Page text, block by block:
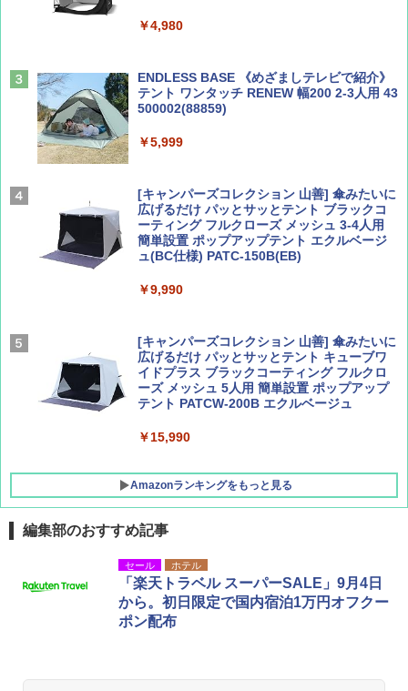
AIRLINE（エアライン）2026年9月号【特
集】ボーイング110周年を祝して！
￥1,760
ァキア 2026～2027 地球の歩き方A ヨーロッ
￥2,277
新しい日本地理 地図・統計・移動から読み
解く (講談社現代新書)
￥1,540
￥4,980
ENDLESS BASE 《めざましテレビで紹介》
テント ワンタッチ RENEW 幅200 2-3人用 43
500002(88859)
￥5,999
[キャンパーズコレクション 山善] 傘みたいに
広げるだけ パッとサッとテント ブラックコ
ーティング フルクローズ メッシュ 3-4人用
簡単設置 ポップアップテント エクルベージ
ュ(BC仕様) PATC-150B(EB)
￥9,990
[キャンパーズコレクション 山善] 傘みたいに
広げるだけ パッとサッとテント キューブワ
イドプラス ブラックコーティング フルクロ
ーズ メッシュ 5人用 簡単設置 ポップアップ
テント PATCW-200B エクルベージュ
￥15,990
Amazonランキングをもっと見る
BUNDOK(バンドック)ソロ ドーム 1 EX BDK
-08EX カーキ ソロキャンプ ポリエステル フ
レーム テント
￥14,800
GRANDOOR ステンレス保冷剤 2個セット 2
編集部のおすすめ記事
セール ホテル
「楽天トラベル スーパーSALE」9月4日
から。初日限定で国内宿泊1万円オフクー
ポン配布